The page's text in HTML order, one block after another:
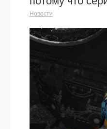
Новости